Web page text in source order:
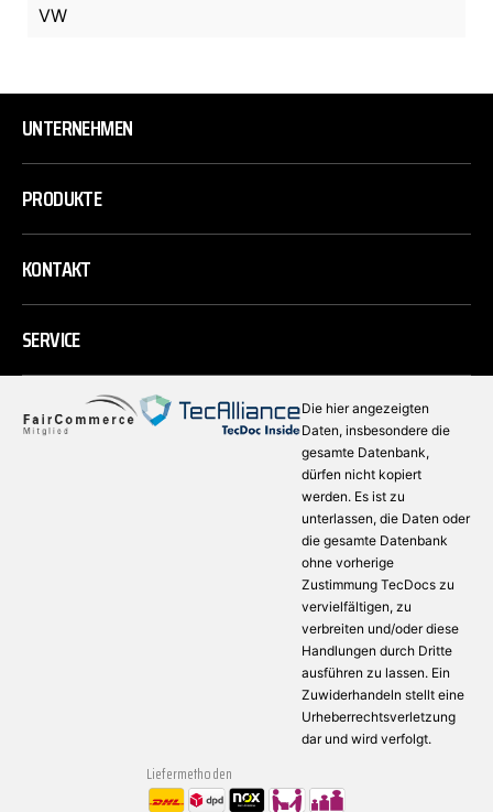
VW
UNTERNEHMEN
PRODUKTE
KONTAKT
SERVICE
Die hier angezeigten
Daten, insbesondere die
gesamte Datenbank,
dürfen nicht kopiert
werden. Es ist zu
unterlassen, die Daten oder
die gesamte Datenbank
ohne vorherige
Zustimmung TecDocs zu
vervielfältigen, zu
verbreiten und/oder diese
Handlungen durch Dritte
ausführen zu lassen. Ein
Zuwiderhandeln stellt eine
Urheberrechtsverletzung
dar und wird verfolgt.
Liefermethoden